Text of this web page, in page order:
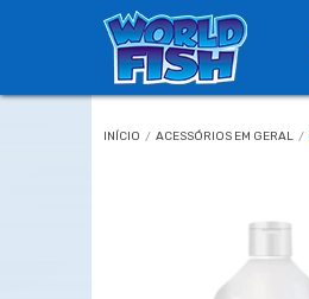
INÍCIO / ACESSÓRIOS EM GERAL /